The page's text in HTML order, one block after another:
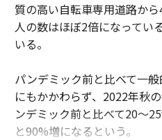
質の高い自転車専用道路か
人の数はほぼ2倍になってい
いる。
パンデミック前と比べて一
にもかかわらず、2022年秋
ンデミック前と比べて20～
と90%増になるという。